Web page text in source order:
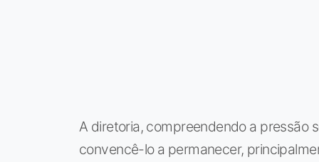
A diretoria, compreendendo a pressão
convencê-lo a permanecer,